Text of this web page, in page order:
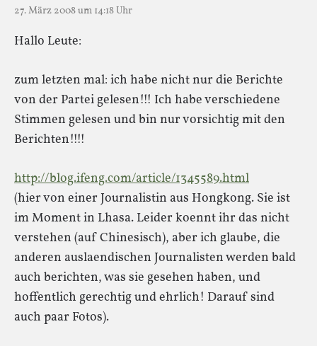
27. März 2008 um 14:18 Uhr
Hallo Leute:
zum letzten mal: ich habe nicht nur die Berichte
von der Partei gelesen!!! Ich habe verschiedene
Stimmen gelesen und bin nur vorsichtig mit den
Berichten!!!!
http://blog.ifeng.com/article/1345589.html
(hier von einer Journalistin aus Hongkong. Sie ist
im Moment in Lhasa. Leider koennt ihr das nicht
verstehen (auf Chinesisch), aber ich glaube, die
anderen auslaendischen Journalisten werden bald
auch berichten, was sie gesehen haben, und
hoffentlich gerechtig und ehrlich! Darauf sind
auch paar Fotos).